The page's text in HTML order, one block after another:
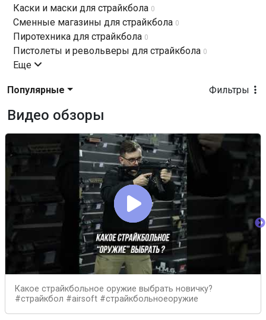
Каски и маски для страйкбола 0
Сменные магазины для страйкбола 0
Пиротехника для страйкбола 0
Пистолеты и револьверы для страйкбола 0
Еще
Фильтры
Популярные
Видео обзоры
Какое страйкбольное оружие выбрать новичку?
#страйкбол #airsoft #страйкбольноеоружие